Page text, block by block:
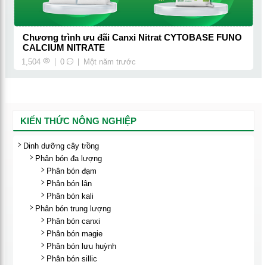
Chương trình ưu đãi Canxi Nitrat CYTOBASE FUNO
CALCIUM NITRATE
1,504 0 một năm trước
KIẾN THỨC NÔNG NGHIỆP
Dinh dưỡng cây trồng
Phân bón đa lượng
Phân bón đạm
Phân bón lân
Phân bón kali
Phân bón trung lượng
Phân bón canxi
Phân bón magie
Phân bón lưu huỳnh
Phân bón sillic